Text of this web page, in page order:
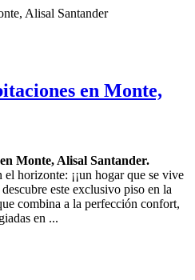
en Monte,
Monte, Alisal Santander.
el horizonte: ¡¡un hogar que se vive
este exclusivo piso en la
combina a la perfección confort,
en ...